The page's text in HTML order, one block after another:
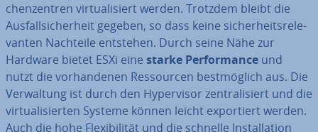
chen­zen­tren vir­tua­li­siert werden. Trotzdem bleibt die
Aus­fall­si­cher­heit gegeben, so dass keine si­cher­heits­re­le­
van­ten Nachteile entstehen. Durch seine Nähe zur
Hardware bietet ESXi eine starke Per­for­mance und
nutzt die vor­han­de­nen Res­sour­cen best­mög­lich aus. Die
Ver­wal­tung ist durch den Hy­per­vi­sor zen­tra­li­siert und die
vir­tua­li­sier­ten Systeme können leicht ex­por­tiert werden.
Auch die hohe Fle­xi­bi­li­tät und die schnelle In­stal­la­ti­on